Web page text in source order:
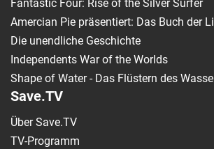
Fantastic Four: Rise of the Silver Surfer
Amercian Pie präsentiert: Das Buch der
Die unendliche Geschichte
Independents War of the Worlds
Shape of Water - Das Flüstern des
Save.TV
Über Save.TV
TV-Programm